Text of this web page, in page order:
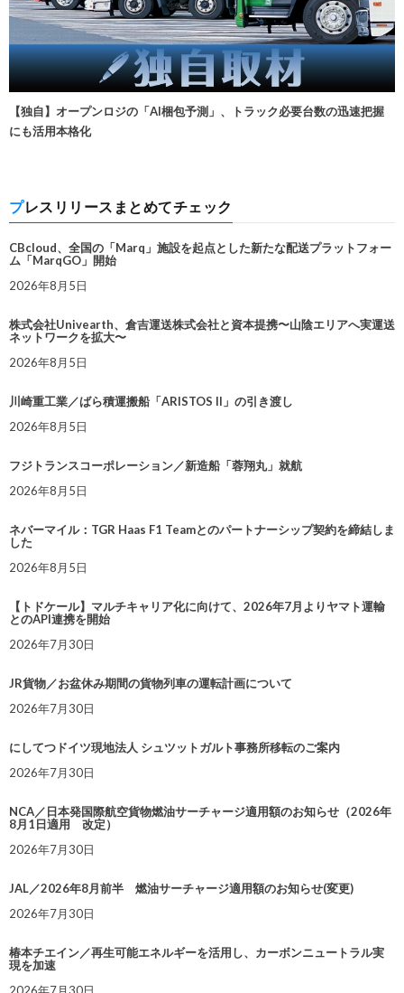
【独自】オープンロジの「AI梱包予測」、トラック必要台数の迅速把握
にも活用本格化
プレスリリースまとめてチェック
CBcloud、全国の「Marq」施設を起点とした新たな配送プラットフォー
ム「MarqGO」開始
2026年8月5日
株式会社Univearth、倉吉運送株式会社と資本提携〜山陰エリアへ実運送
ネットワークを拡大〜
2026年8月5日
川崎重工業／ばら積運搬船「ARISTOS II」の引き渡し
2026年8月5日
フジトランスコーポレーション／新造船「蓉翔丸」就航
2026年8月5日
ネバーマイル：TGR Haas F1 Teamとのパートナーシップ契約を締結しま
した
2026年8月5日
【トドケール】マルチキャリア化に向けて、2026年7月よりヤマト運輸
とのAPI連携を開始
2026年7月30日
JR貨物／お盆休み期間の貨物列車の運転計画について
2026年7月30日
にしてつドイツ現地法人 シュツットガルト事務所移転のご案内
2026年7月30日
NCA／日本発国際航空貨物燃油サーチャージ適用額のお知らせ（2026年
8月1日適用 改定）
2026年7月30日
JAL／2026年8月前半 燃油サーチャージ適用額のお知らせ(変更)
2026年7月30日
椿本チエイン／再生可能エネルギーを活用し、カーボンニュートラル実
現を加速